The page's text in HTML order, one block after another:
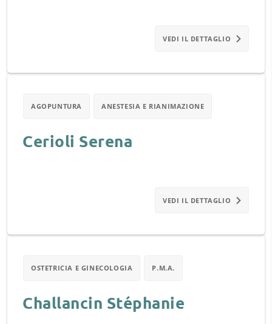
VEDI IL DETTAGLIO
AGOPUNTURA ANESTESIA E RIANIMAZIONE
Cerioli Serena
VEDI IL DETTAGLIO
OSTETRICIA E GINECOLOGIA P.M.A.
Challancin Stéphanie